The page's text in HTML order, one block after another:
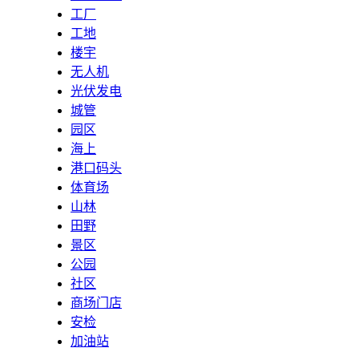
工厂
工地
楼宇
无人机
光伏发电
城管
园区
海上
港口码头
体育场
山林
田野
景区
公园
社区
商场门店
安检
加油站